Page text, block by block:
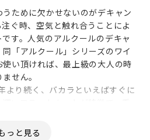
ために欠かせないのがデキャン
ぐ時、空気と触れ合うことによ
す。人気のアルクールのデキャ
「アルクール」シリーズのワイ
い頂ければ、最上級の大人の時
せん。
より続く、バカラといえばすぐに
晴らしいと人気の高い逸品です。